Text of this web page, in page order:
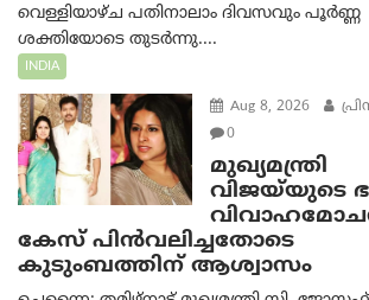
വെള്ളിയാഴ്ച പതിനാലാം ദിവസവും പൂർണ്ണ
ശക്തിയോടെ തുടർന്നു....
INDIA
Aug 8, 2026
0
മുഖ്യമന്ത്രി
വിജയ്‌യുടെ
കേസ് പിൻവലിച്ചതോടെ
കുടുംബത്തിന് ആശ്വാസം